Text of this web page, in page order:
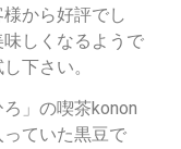
から好評でし
しくなるようで
下さい。
」の喫茶konon
ていた黒豆で